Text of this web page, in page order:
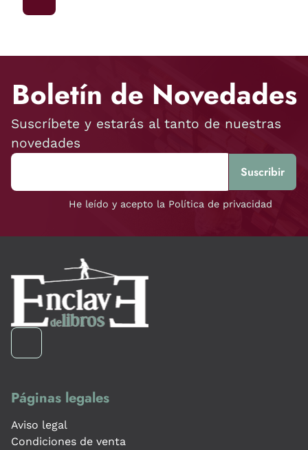
Boletín de Novedades
Suscríbete y estarás al tanto de nuestras
novedades
He leído y acepto la Política de privacidad
Páginas legales
Aviso legal
Condiciones de venta